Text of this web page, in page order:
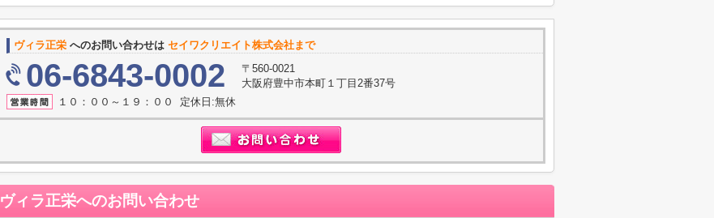
ヴィラ正栄 へのお問い合わせは セイワクリエイト株式会社まで
06-6843-0002
〒560-0021
大阪府豊中市本町１丁目2番37号
１０：００～１９：００ 定休日:無休
ヴィラ正栄へのお問い合わせ